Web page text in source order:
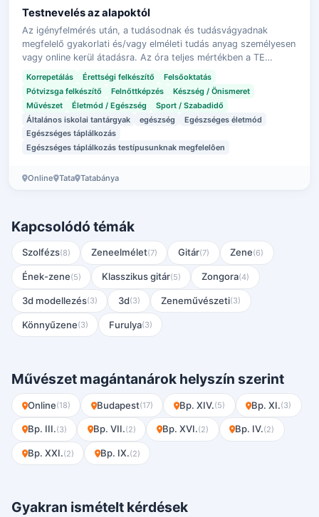
Testnevelés az alapoktól
Az igényfelmérés után, a tudásodnak és tudásvágyadnak
megfelelő gyakorlati és/vagy elméleti tudás anyag személyesen
vagy online kerül átadásra. Az óra teljes mértékben a TE
igényeidre szabható. Érett…
Korrepetálás Érettségi felkészítő
Felsőoktatás
Pótvizsga felkészítő
Felnőttképzés
Készség / Önismeret
Művészet
Életmód / Egészség
Sport / Szabadidő
Általános iskolai tantárgyak
egészség
Egészséges életmód
Egészséges táplálkozás
Egészséges táplálkozás testípusunknak megfelelôen
Online Tata Tatabánya
Kapcsolódó témák
Szolfézs(8) Zeneelmélet(7) Gitár(7) Zene(6)
Ének-zene(5) Klasszikus gitár(5) Zongora(4)
3d modellezés(3) 3d(3) Zeneművészeti(3)
Könnyűzene(3) Furulya(3)
Művészet magántanárok helyszín szerint
Online(18) Budapest(17) Bp. XIV.(5) Bp. XI.(3)
Bp. III.(3) Bp. VII.(2) Bp. XVI.(2) Bp. IV.(2)
Bp. XXI.(2) Bp. IX.(2)
Gyakran ismételt kérdések